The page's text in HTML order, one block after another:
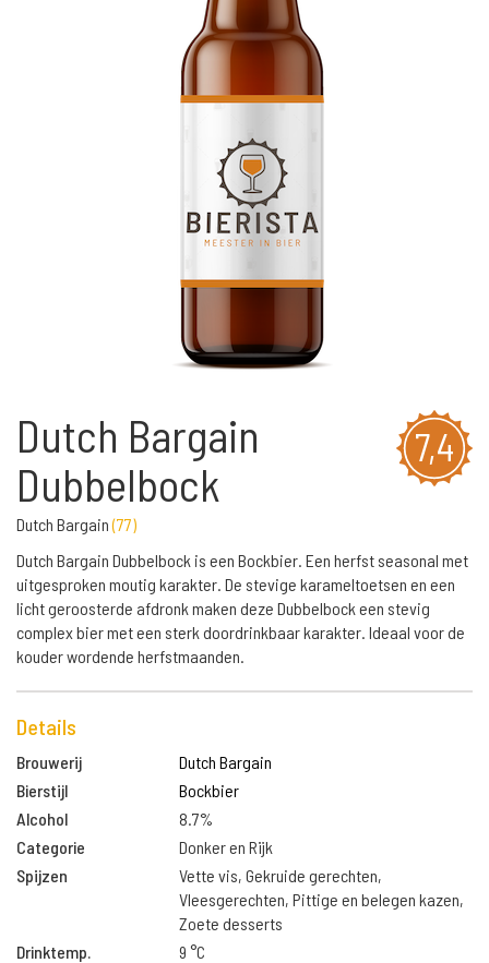
7,4
Dutch Bargain
Dubbelbock
Dutch Bargain(77)
Dutch Bargain Dubbelbock is een Bockbier. Een herfst seasonal met
uitgesproken moutig karakter. De stevige karameltoetsen en een
licht geroosterde afdronk maken deze Dubbelbock een stevig
complex bier met een sterk doordrinkbaar karakter. Ideaal voor de
kouder wordende herfstmaanden.
Details
Brouwerij
Dutch Bargain
Bierstijl
Bockbier
Alcohol
8.7%
Categorie
Donker en Rijk
Spijzen
Vette vis, Gekruide gerechten,
Vleesgerechten, Pittige en belegen kazen,
Zoete desserts
Drinktemp.
9 °C